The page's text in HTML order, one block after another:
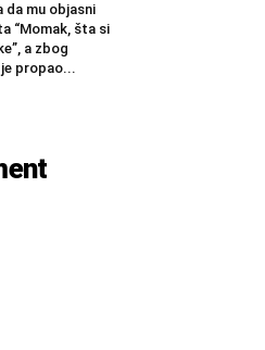
da mu objasni
“Momak, šta si
a zbog
propao...